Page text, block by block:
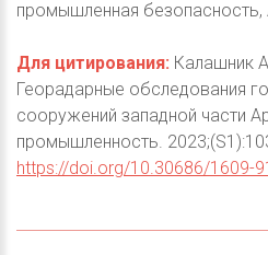
промышленная безопасность,
Для цитирования: Калашник
Георадарные обследования
сооружений западной части
промышленность.
https://doi.org/10.30686/1609-